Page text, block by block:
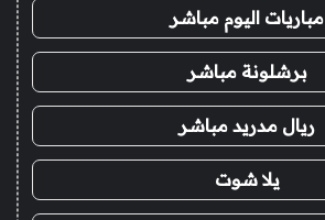
مباريات اليوم مباشر
برشلونة مباشر
ريال مدريد مباشر
يلا شوت